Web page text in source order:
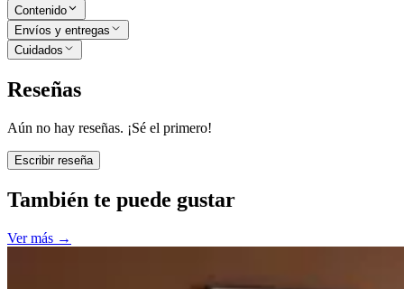
Contenido
Envíos y entregas
Cuidados
Reseñas
Aún no hay reseñas. ¡Sé el primero!
Escribir reseña
También te puede gustar
Ver más →